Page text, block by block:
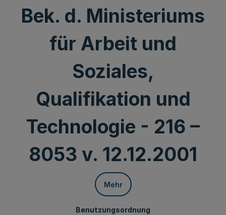
Bek. d. Ministeriums
für Arbeit und
Soziales,
Qualifikation und
Technologie - 216 –
8053 v. 12.12.2001
Mehr
Benutzungsordnung